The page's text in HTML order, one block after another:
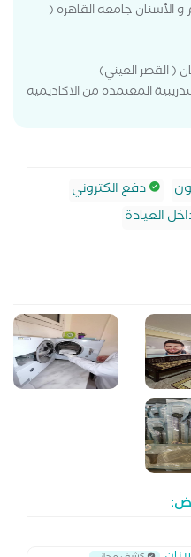
الأسنان جامعه القاهره (
( القصر العيني)
المعتمده من الاكاديميه
دفع الكتروني
العيادة